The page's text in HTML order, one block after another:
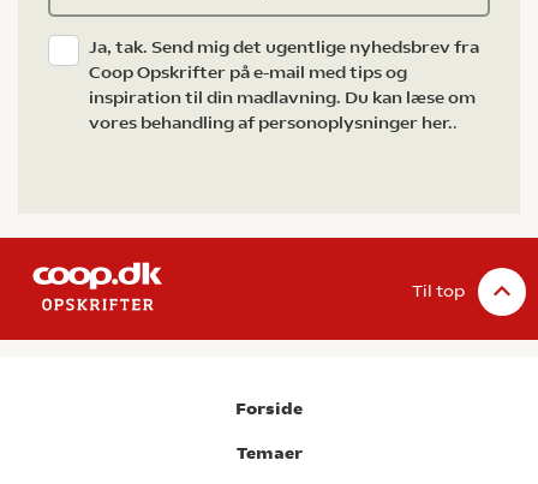
Ja, tak. Send mig det ugentlige nyhedsbrev fra
Coop Opskrifter på e-mail med tips og
inspiration til din madlavning. Du kan læse om
vores behandling af personoplysninger her..
Til top
Forside
Temaer